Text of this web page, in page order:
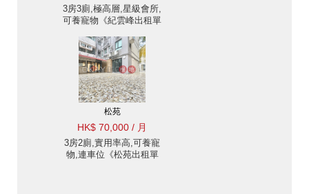
3房3廁,極高層,星級會所,
可養寵物《紀雲峰出租單
松苑
HK$ 70,000 / 月
3房2廁,實用率高,可養寵
物,連車位《松苑出租單